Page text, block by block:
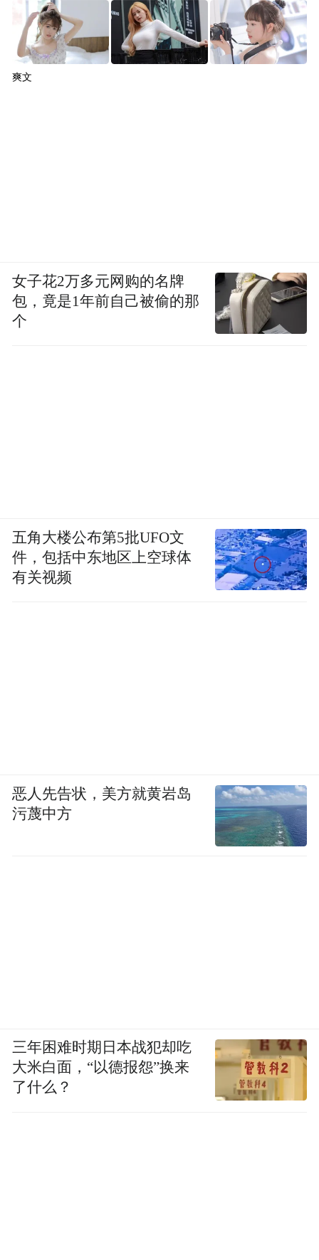
爽文
女子花2万多元网购的名牌
包，竟是1年前自己被偷的那
个
五角大楼公布第5批UFO文
件，包括中东地区上空球体
有关视频
恶人先告状，美方就黄岩岛
污蔑中方
三年困难时期日本战犯却吃
大米白面，“以德报怨”换来
了什么？